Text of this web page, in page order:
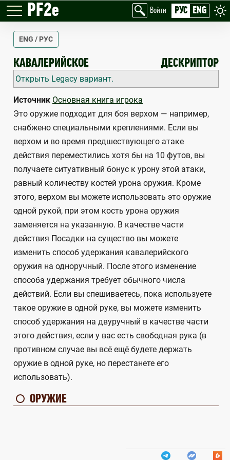
PF2e Войти РУС ENG
ENG / РУС
КАВАЛЕРИЙСКОЕ
JOUSTING ДЕСКРИПТОР
Открыть Legacy вариант.
Источник Основная книга игрока
Это оружие подходит для боя верхом — например,
снабжено специальными креплениями. Если вы
верхом и во время предшествующего атаке
действия переместились хотя бы на 10 футов, вы
получаете ситуативный бонус к урону этой атаки,
равный количеству костей урона оружия. Кроме
этого, верхом вы можете использовать это оружие
одной рукой, при этом кость урона оружия
заменяется на указанную. В качестве части
действия Посадки на существо вы можете
изменить способ удержания кавалерийского
оружия на одноручный. После этого изменение
способа удержания требует обычного числа
действий. Если вы спешиваетесь, пока используете
такое оружие в одной руке, вы можете изменить
способ удержания на двуручный в качестве части
этого действия, если у вас есть свободная рука (в
противном случае вы всё ещё будете держать
оружие в одной руке, но перестанете его
использовать).
ОРУЖИЕ